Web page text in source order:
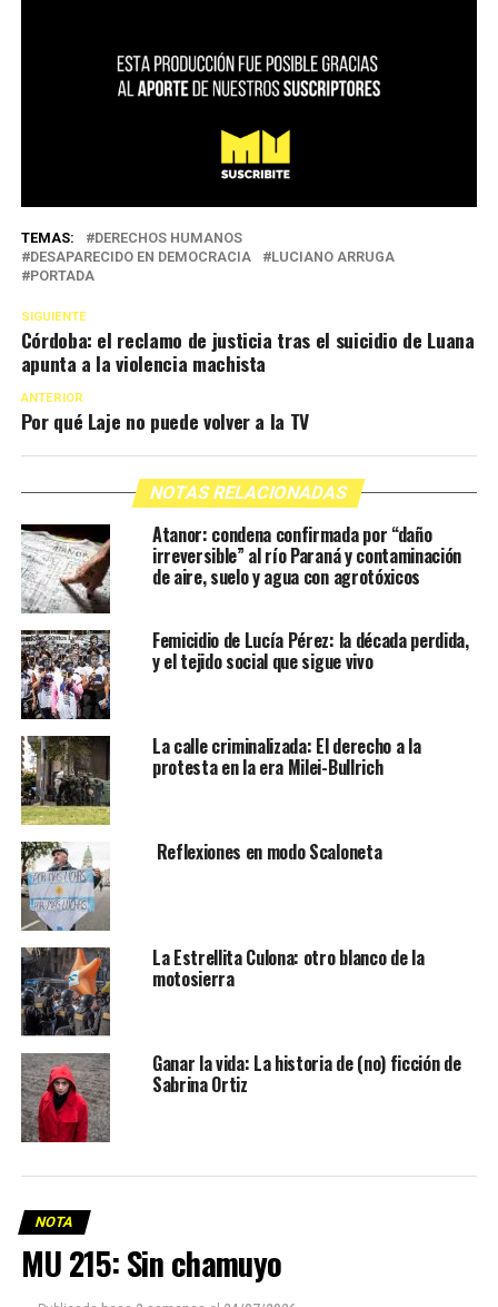
TEMAS:
DERECHOS HUMANOS
DESAPARECIDO EN DEMOCRACIA
LUCIANO ARRUGA
PORTADA
SIGUIENTE
Córdoba: el reclamo de justicia tras el suicidio de Luana
apunta a la violencia machista
ANTERIOR
Por qué Laje no puede volver a la TV
NOTAS RELACIONADAS
Atanor: condena confirmada por “daño
irreversible” al río Paraná y contaminación
de aire, suelo y agua con agrotóxicos
Femicidio de Lucía Pérez: la década perdida,
y el tejido social que sigue vivo
La calle criminalizada: El derecho a la
protesta en la era Milei-Bullrich
Reflexiones en modo Scaloneta
La Estrellita Culona: otro blanco de la
motosierra
Ganar la vida: La historia de (no) ficción de
Sabrina Ortiz
NOTA
MU 215: Sin chamuyo